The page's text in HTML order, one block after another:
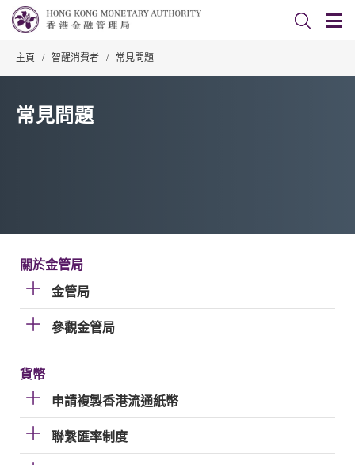
主頁 / 智醒消費者 / 常見問題
常見問題
關於金管局
金管局
參觀金管局
貨幣
申請複製香港流通紙幣
聯繫匯率制度